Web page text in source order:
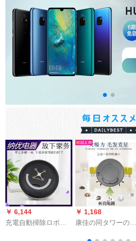
￥ 6,144
充電自動掃除ロボニ
￥ 1,168
康佳の同タワーの扫